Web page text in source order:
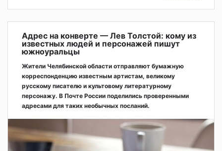
Адрес на конверте — Лев Толстой: кому из
известных людей и персонажей пишут
южноуральцы
Жители Челябинской области отправляют бумажную
корреспонденцию известным артистам, великому
русскому писателю и культовому литературному
персонажу. В Почте России поделились проверенными
адресами для таких необычных посланий.